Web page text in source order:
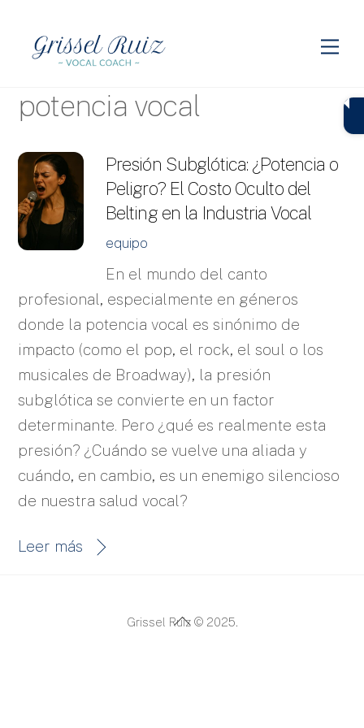
content
potencia vocal
Presión Subglótica: ¿Potencia o
Peligro? El Costo Oculto del
Belting en la Industria Vocal
equipo
En el mundo del canto
profesional, especialmente en géneros
donde la potencia vocal es sinónimo de
impacto (como el pop, el rock, el soul o los
musicales de Broadway), la presión
subglótica se convierte en un factor
determinante. Pero ¿qué es realmente esta
presión? ¿Cuándo se vuelve una aliada y
cuándo, en cambio, es un enemigo silencioso
de nuestra salud vocal?
Leer más
Back
Grissel Ruiz © 2025.